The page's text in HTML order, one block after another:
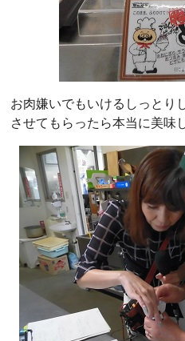
お肉嫌いでもいけるしっとり
させてもらったら本当に美味